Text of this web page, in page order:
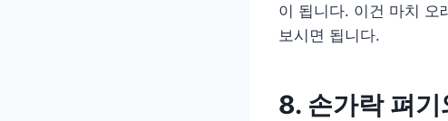
이 됩니다. 이건 마치 오
보시면 됩니다.
8. 손가락 펴